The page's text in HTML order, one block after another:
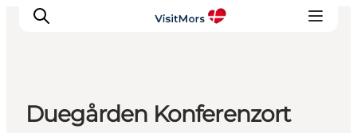
Duegården Konferenzort